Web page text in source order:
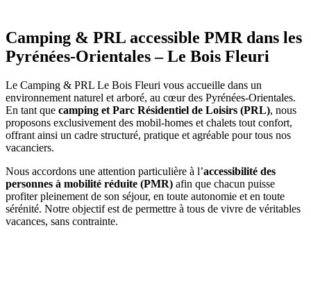
Camping & PRL accessible PMR dans les
Pyrénées-Orientales– Le Bois Fleuri
Le Camping & PRL Le Bois Fleuri vous accueille dans un
environnement naturel et arboré, au cœur des Pyrénées-Orientales.
En tant que camping et Parc Résidentiel de Loisirs (PRL), nous
proposons exclusivement des mobil-homes et chalets tout confort,
offrant ainsi un cadre structuré, pratique et agréable pour tous nos
vacanciers.
Nous accordons une attention particulière à l’accessibilité des
personnes à mobilité réduite (PMR) afin que chacun puisse
profiter pleinement de son séjour, en toute autonomie et en toute
sérénité. Notre objectif est de permettre à tous de vivre de véritables
vacances, sans contrainte.